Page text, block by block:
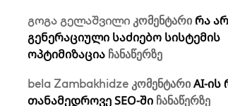
გოგა გელაშვილიკომენტარი რა
გენერაციული საძიებო სისტემის
ოპტიმიზაციაჩანაწერზე
bela Zambakhidzeკომენტარი AI-
თანამედროვე SEO-შიჩანაწერზე